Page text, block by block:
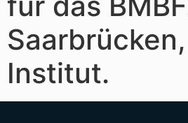
Institut.